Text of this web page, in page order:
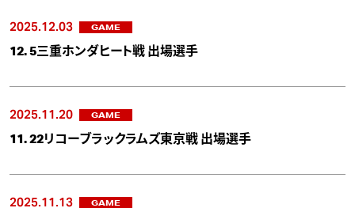
2025.12.03 GAME
12. 5三重ホンダヒート戦 出場選手
2025.11.20 GAME
11. 22リコーブラックラムズ東京戦 出場選手
2025.11.13 GAME